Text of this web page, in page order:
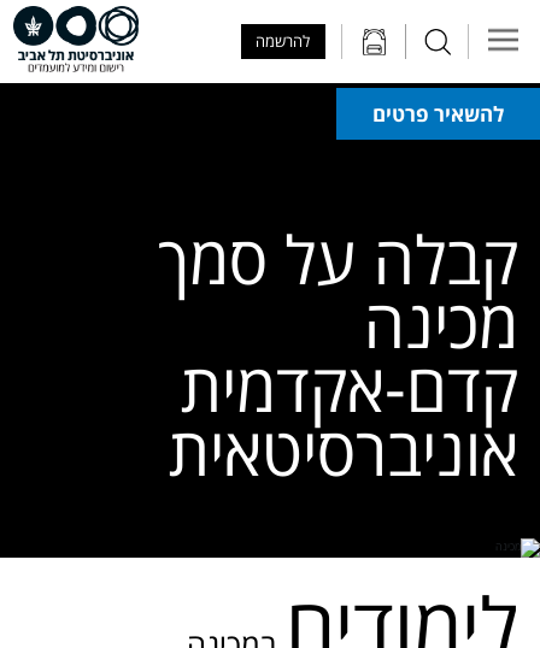
להרשמה
להשאיר פרטים
קבלה על סמך
מכינה
קדם-אקדמית
אוניברסיטאית
לימודים